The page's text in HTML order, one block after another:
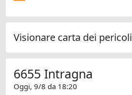
Visionare carta dei pericoli
6655 Intragna
Oggi, 9/8 da 18:20